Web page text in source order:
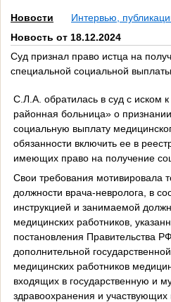
Новости
Интервью,
Новость от 18.12.2024
Суд признал право истца на
специальной социальной выплаты
С.Л.А. обратилась в суд с иском
районная больница» о
социальную выплату
обязанности включить ее в
имеющих право на получение
Свои требования мотивировала
должности врача-невролога, в
инструкцией и занимаемой
медицинских работников,
постановления Правительства
дополнительной
медицинских работников
входящих в государственную и
здравоохранения и